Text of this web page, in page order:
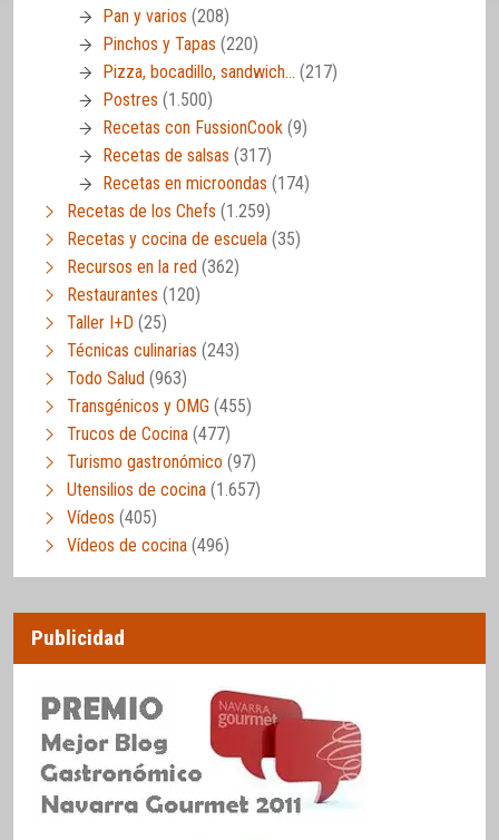
Pan y varios (208)
Pinchos y Tapas (220)
Pizza, bocadillo, sandwich… (217)
Postres (1.500)
Recetas con FussionCook (9)
Recetas de salsas (317)
Recetas en microondas (174)
Recetas de los Chefs (1.259)
Recetas y cocina de escuela (35)
Recursos en la red (362)
Restaurantes (120)
Taller I+D (25)
Técnicas culinarias (243)
Todo Salud (963)
Transgénicos y OMG (455)
Trucos de Cocina (477)
Turismo gastronómico (97)
Utensilios de cocina (1.657)
Vídeos (405)
Vídeos de cocina (496)
Publicidad